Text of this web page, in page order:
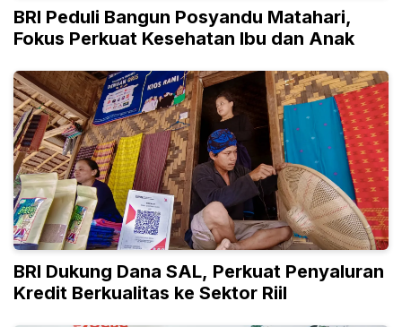
BRI Peduli Bangun Posyandu Matahari,
Fokus Perkuat Kesehatan Ibu dan Anak
BRI Dukung Dana SAL, Perkuat Penyaluran
Kredit Berkualitas ke Sektor Riil